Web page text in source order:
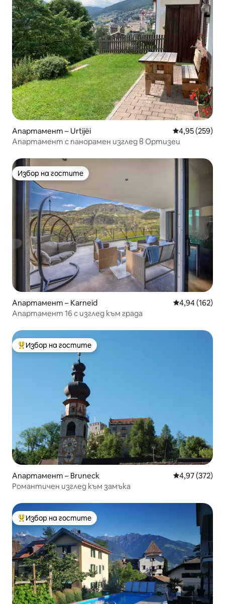
Апартамент – Urtijëi Средна
4,95 (259)
Апартамент с панорамен изглед в Ортизеи
Избор на гостите
Избор на гостите
Апартамент – Karneid Средна
4,94 (162)
Апартамент 16 с изглед към града
Най-популярен избор на гостите
Избор на гостите
Апартамент – Bruneck Средна
4,97 (372)
Романтичен изглед към замъка
Най-популярен избор на гостите
Избор на гостите